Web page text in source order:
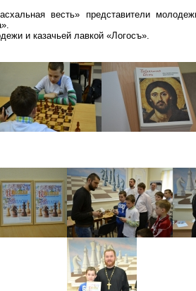
весть» представители
и казачьей лавкой «Логосъ».